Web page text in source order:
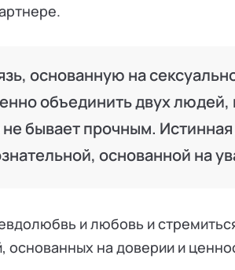
основанную на
объединить двух
бывает прочным.
основанной на
и любовь и
основанных на доверии и